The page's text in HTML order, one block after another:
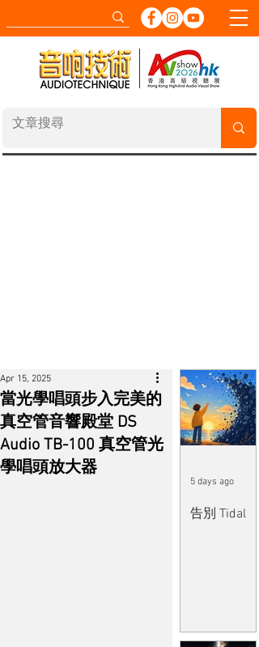
當光學唱頭步入完美的
真空管音響殿堂 DS
Audio TB-100 真空管光
學唱頭放大器
Apr 15, 2025
告別 Tidal
5 days ago